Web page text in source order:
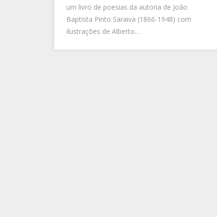
um livro de poesias da autoria de João
Baptista Pinto Saraiva (1866-1948) com
ilustrações de Alberto…